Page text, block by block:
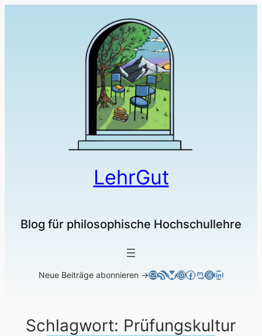
LehrGut
Blog für philosophische Hochschullehre
Neue Beiträge abonnieren →E-MailRSS-FeedBluesky
Instagram
Facebook
Mastodon
Threads
LinkedIn
Schlagwort: Prüfungskultur